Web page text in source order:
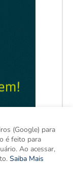
(Google) para
é feito para
Ao acessar,
Saiba Mais